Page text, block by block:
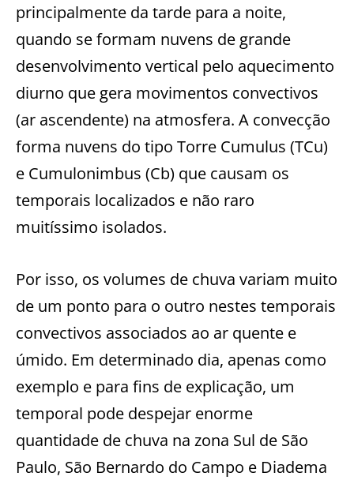
principalmente da tarde para a noite,
quando se formam nuvens de grande
desenvolvimento vertical pelo aquecimento
diurno que gera movimentos convectivos
(ar ascendente) na atmosfera. A convecção
forma nuvens do tipo Torre Cumulus (TCu)
e Cumulonimbus (Cb) que causam os
temporais localizados e não raro
muitíssimo isolados.
Por isso, os volumes de chuva variam muito
de um ponto para o outro nestes temporais
convectivos associados ao ar quente e
úmido. Em determinado dia, apenas como
exemplo e para fins de explicação, um
temporal pode despejar enorme
quantidade de chuva na zona Sul de São
Paulo, São Bernardo do Campo e Diadema